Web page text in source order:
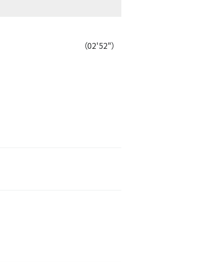
（02'52"）